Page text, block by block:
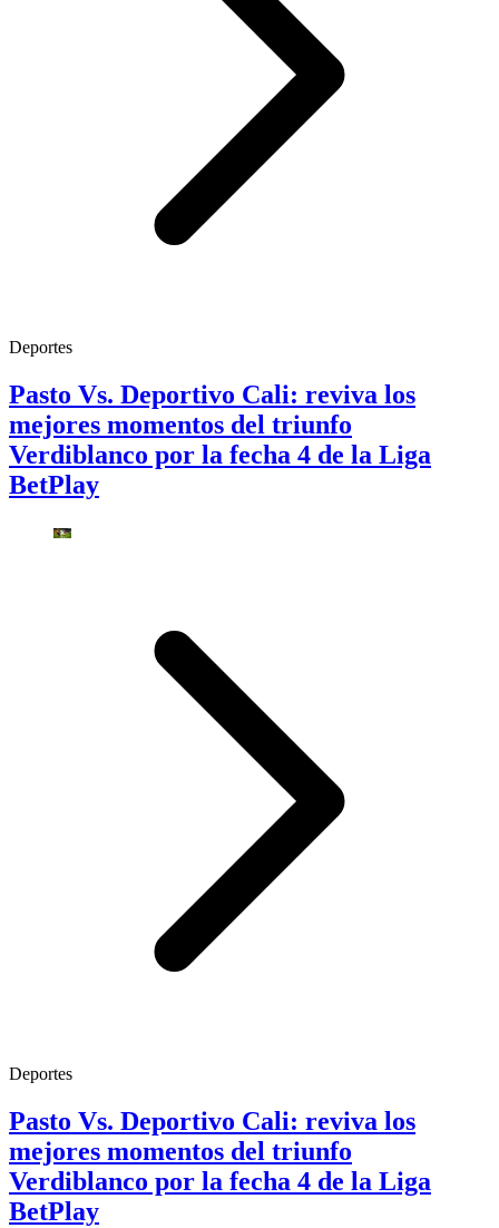
Deportes
Pasto Vs. Deportivo Cali: reviva los
mejores momentos del triunfo
Verdiblanco por la fecha 4 de la Liga
BetPlay
Deportes
Pasto Vs. Deportivo Cali: reviva los
mejores momentos del triunfo
Verdiblanco por la fecha 4 de la Liga
BetPlay